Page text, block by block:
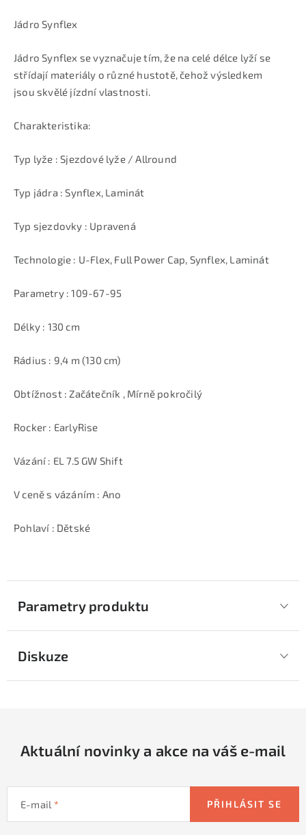
Jádro Synflex
Jádro Synflex se vyznačuje tím, že na celé délce lyží se
střídají materiály o různé hustotě, čehož výsledkem
jsou skvělé jízdní vlastnosti.
Charakteristika:
Typ lyže : Sjezdové lyže / Allround
Typ jádra : Synflex, Laminát
Typ sjezdovky : Upravená
Technologie : U-Flex, Full Power Cap, Synflex, Laminát
Parametry : 109-67-95
Délky : 130 cm
Rádius : 9,4 m (130 cm)
Obtížnost : Začátečník , Mírně pokročilý
Rocker : EarlyRise
Vázání : EL 7.5 GW Shift
V ceně s vázáním : Ano
Pohlaví : Dětské
Parametry produktu
Diskuze
Aktuální novinky a akce na váš e-mail
E-mail PŘIHLÁSIT SE